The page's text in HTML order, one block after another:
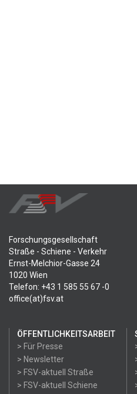
Forschungsgesellschaft
Straße - Schiene - Verkehr
Ernst-Melchior-Gasse 24
1020 Wien
Telefon: +43 1 585 55 67 -0
office(at)fsv.at
ÖFFENTLICHKEITSARBEIT
> Für Presse
> Newsletter
> FSV-aktuell Straße
> FSV-aktuell Schiene